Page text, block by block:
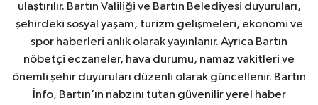
ulaştırılır. Bartın Valiliği ve Bartın Belediyesi duyuruları,
şehirdeki sosyal yaşam, turizm gelişmeleri, ekonomi ve
spor haberleri anlık olarak yayınlanır. Ayrıca Bartın
nöbetçi eczaneler, hava durumu, namaz vakitleri ve
önemli şehir duyuruları düzenli olarak güncellenir. Bartın
İnfo, Bartın’ın nabzını tutan güvenilir yerel haber